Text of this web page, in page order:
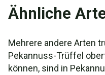
Ähnliche
Mehrere andere Arten
Pekannuss-Trüffel
können, sind in